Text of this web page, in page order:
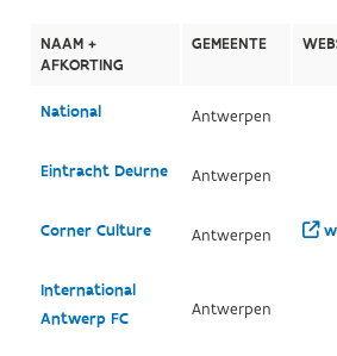
NAAM +
AFKORTING
GEMEENTE
National Antwerpen
Eintracht Deurne Antwerpen
Corner Culture Antwerpen
International
Antwerp FC
Antwerpen